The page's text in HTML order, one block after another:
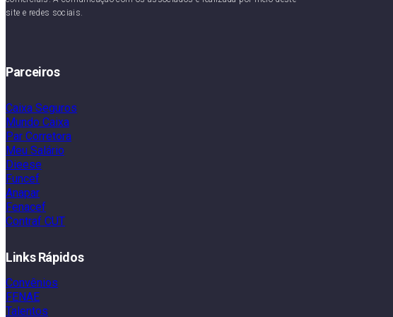
site e redes sociais.
Parceiros
Caixa Seguros
Mundo Caixa
Par Corretora
Meu Salário
Dieese
Funcef
Anapar
Fenacef
Contraf CUT
Links Rápidos
Convênios
FENAE
Talentos